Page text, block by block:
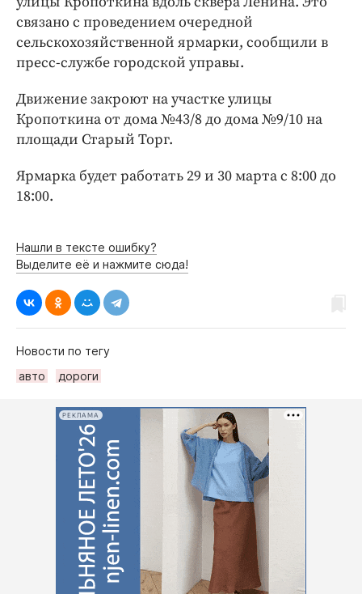
Интересное чтиво
Клиника года
Бренд года
связано с проведением очередной
сельскохозяйственной ярмарки, сообщили в
пресс-службе городской управы.
Движение закроют на участке улицы
Кропоткина от дома №43/8 до дома №9/10 на
площади Старый Торг.
Ярмарка будет работать 29 и 30 марта с 8:00 до
18:00.
Нашли в тексте ошибку?
Выделите её и нажмите сюда!
Новости по тегу
авто
дороги
РЕКЛАМА